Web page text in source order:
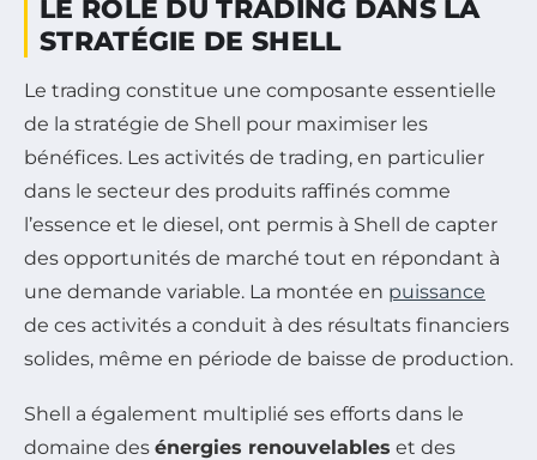
LE RÔLE DU TRADING DANS LA
STRATÉGIE DE SHELL
Le trading constitue une composante essentielle
de la stratégie de Shell pour maximiser les
bénéfices. Les activités de trading, en particulier
dans le secteur des produits raffinés comme
l’essence et le diesel, ont permis à Shell de capter
des opportunités de marché tout en répondant à
une demande variable. La montée en puissance
de ces activités a conduit à des résultats financiers
solides, même en période de baisse de production.
Shell a également multiplié ses efforts dans le
domaine des énergies renouvelables et des